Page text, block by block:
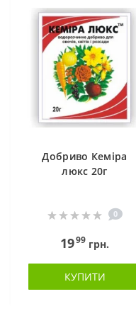
Добриво Кеміра
люкс 20г
0
1999 грн.
КУПИТИ